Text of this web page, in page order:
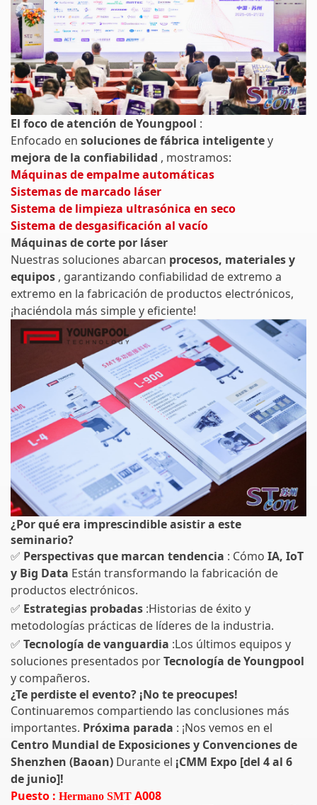
El foco de atención de Youngpool :
Enfocado en soluciones de fábrica inteligentey
mejora de la confiabilidad , mostramos:
Máquinas de empalme automáticas
Sistemas de marcado láser
Sistema de limpieza ultrasónica en seco
Sistema de desgasificación al vacío
Máquinas de corte por láser
Nuestras soluciones abarcan procesos, materiales y
equipos , garantizando confiabilidad de extremo a
extremo en la fabricación de productos electrónicos,
¡haciéndola más simple y eficiente!
¿Por qué era imprescindible asistir a este
seminario?
✅ Perspectivas que marcan tendencia : Cómo IA, IoT
y Big Data Están transformando la fabricación de
productos electrónicos.
✅ Estrategias probadas :Historias de éxito y
metodologías prácticas de líderes de la industria.
✅ Tecnología de vanguardia :Los últimos equipos y
soluciones presentados porTecnología de Youngpool
y compañeros.
¿Te perdiste el evento? ¡No te preocupes!
Continuaremos compartiendo las conclusiones más
importantes. Próxima parada : ¡Nos vemos en el
Centro Mundial de Exposiciones y Convenciones de
Shenzhen (Baoan) Durante el ¡CMM Expo [del 4 al 6
de junio]!
Puesto : Hermano SMT A008